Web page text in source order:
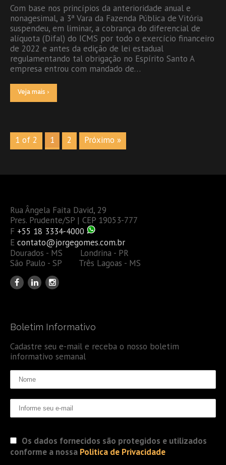
Com base nos princípios da anterioridade anual e
nonagesimal, a 3ª Vara da Fazenda Pública de Vitória
suspendeu, em liminar, a cobrança do diferencial de
alíquota (Difal) do ICMS por todo o exercício financeiro
de 2022 e antes da edição de lei estadual
regulamentando tal obrigação no Espírito Santo A
empresa entrou com mandado de…
Veja mais ›
1 of 2 1 2 Próximo »
Rua Ângela Faita David, 29
Pres. Prudente/SP | CEP 19053-777
F +55 18 3334-4000
E contato@jorgegomes.com.br
Dourados - MS Londrina - PR
São Paulo - SP Três Lagoas - MS
Boletim Informativo
Cadastre seu e-mail e receba o nosso boletim
informativo semanal
Os dados fornecidos são protegidos e utilizados
conforme a nossa Politica de Privacidade